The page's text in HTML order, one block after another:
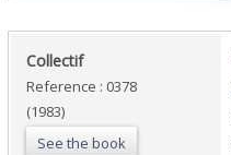
‎Collectif‎
Reference : 0378
(1983)
See the book